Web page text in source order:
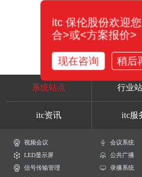
系统站点 行业
itc资讯 itc服
视频会议 会议系统
LED显示屏
公共广播
信号传输管理
录播系统
itc 保伦股份欢迎
合>或<方案报价>
现在咨询 稍后